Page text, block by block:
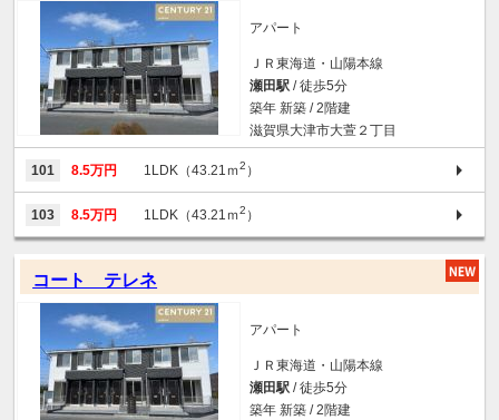
アパート
ＪＲ東海道・山陽本線
瀬田駅 / 徒歩5分
築年 新築 / 2階建
滋賀県大津市大萱２丁目
101 8.5万円 1LDK（43.21ｍ2 ）
103 8.5万円 1LDK（43.21ｍ2 ）
コート テレネ
アパート
ＪＲ東海道・山陽本線
瀬田駅 / 徒歩5分
築年 新築 / 2階建